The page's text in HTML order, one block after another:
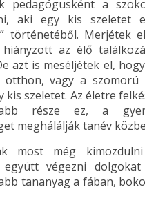
pedagógusként a
aki egy kis szeletet
történetéből. Merjétek
az élő
azt is meséljétek el,
vagy a szomorú
kis szeletet. Az életre
része ez, a
meghálálják tanév
most még
együtt végezni
tananyag a fában,